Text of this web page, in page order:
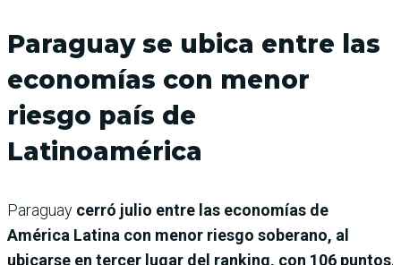
Paraguay se ubica entre las
economías con menor
riesgo país de
Latinoamérica
Paraguay cerró julio entre las economías de
América Latina con menor riesgo soberano, al
ubicarse en tercer lugar del ranking, con 106 puntos,